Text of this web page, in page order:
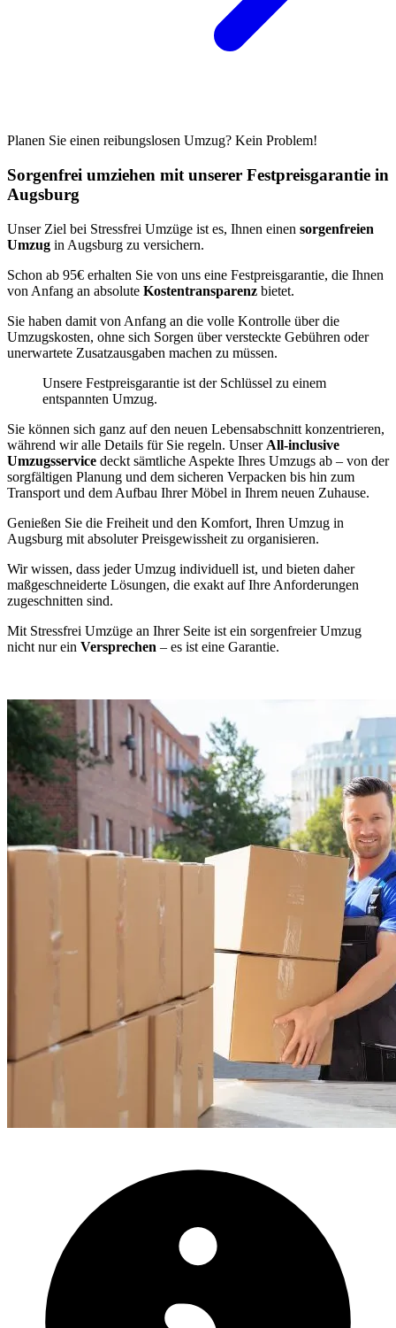
Planen Sie einen reibungslosen Umzug? Kein Problem!
Sorgenfrei umziehen mit unserer Festpreisgarantie in
Augsburg
Unser Ziel bei Stressfrei Umzüge ist es, Ihnen einen sorgenfreien
Umzug in Augsburg zu versichern.
Schon ab 95€ erhalten Sie von uns eine Festpreisgarantie, die Ihnen
von Anfang an absolute Kostentransparenz bietet.
Sie haben damit von Anfang an die volle Kontrolle über die
Umzugskosten, ohne sich Sorgen über versteckte Gebühren oder
unerwartete Zusatzausgaben machen zu müssen.
Unsere Festpreisgarantie ist der Schlüssel zu einem
entspannten Umzug.
Sie können sich ganz auf den neuen Lebensabschnitt konzentrieren,
während wir alle Details für Sie regeln. Unser All-inclusive
Umzugsservice deckt sämtliche Aspekte Ihres Umzugs ab – von der
sorgfältigen Planung und dem sicheren Verpacken bis hin zum
Transport und dem Aufbau Ihrer Möbel in Ihrem neuen Zuhause.
Genießen Sie die Freiheit und den Komfort, Ihren Umzug in
Augsburg mit absoluter Preisgewissheit zu organisieren.
Wir wissen, dass jeder Umzug individuell ist, und bieten daher
maßgeschneiderte Lösungen, die exakt auf Ihre Anforderungen
zugeschnitten sind.
Mit Stressfrei Umzüge an Ihrer Seite ist ein sorgenfreier Umzug
nicht nur ein Versprechen – es ist eine Garantie.